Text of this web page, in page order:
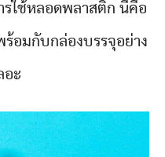
รใช้หลอดพลาสติก นี่คือ
อมกับกล่องบรรจุอย่าง
อะ